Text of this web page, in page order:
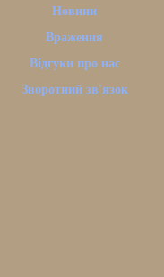
Новини
Враження
Відгуки про нас
Зворотний зв'язок